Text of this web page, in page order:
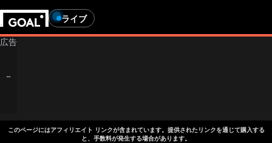
ライブ
このページにはアフィリエイト リンクが含まれています。提供されたリンクを通じて購入する
と、手数料が発生する場合があります。